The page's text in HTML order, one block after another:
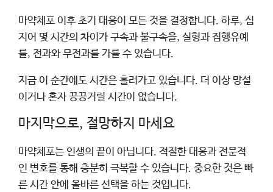
마약체포 이후 초기 대응이 모든 것을 결정합니다. 하루, 심
지어 몇 시간의 차이가 구속과 불구속을, 실형과 집행유예
를, 전과와 무전과를 가를 수 있습니다.
지금 이 순간에도 시간은 흘러가고 있습니다. 더 이상 망설
이거나 혼자 끙끙거릴 시간이 없습니다.
마지막으로, 절망하지 마세요
마약체포는 인생의 끝이 아닙니다. 적절한 대응과 전문적
인 변호를 통해 충분히 극복할 수 있습니다. 중요한 것은 빠
른 시간 안에 올바른 선택을 하는 것입니다.